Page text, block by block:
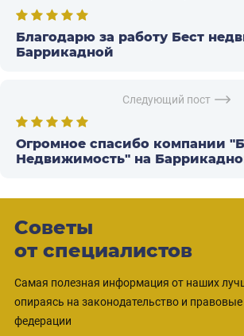
Благодарю за работу Бест
Баррикадной
Следующий пост
Огромное спасибо компании
Недвижимость" на
Советы
от специалистов
Самая полезная информация от наших
опираясь на законодательство и
федерации